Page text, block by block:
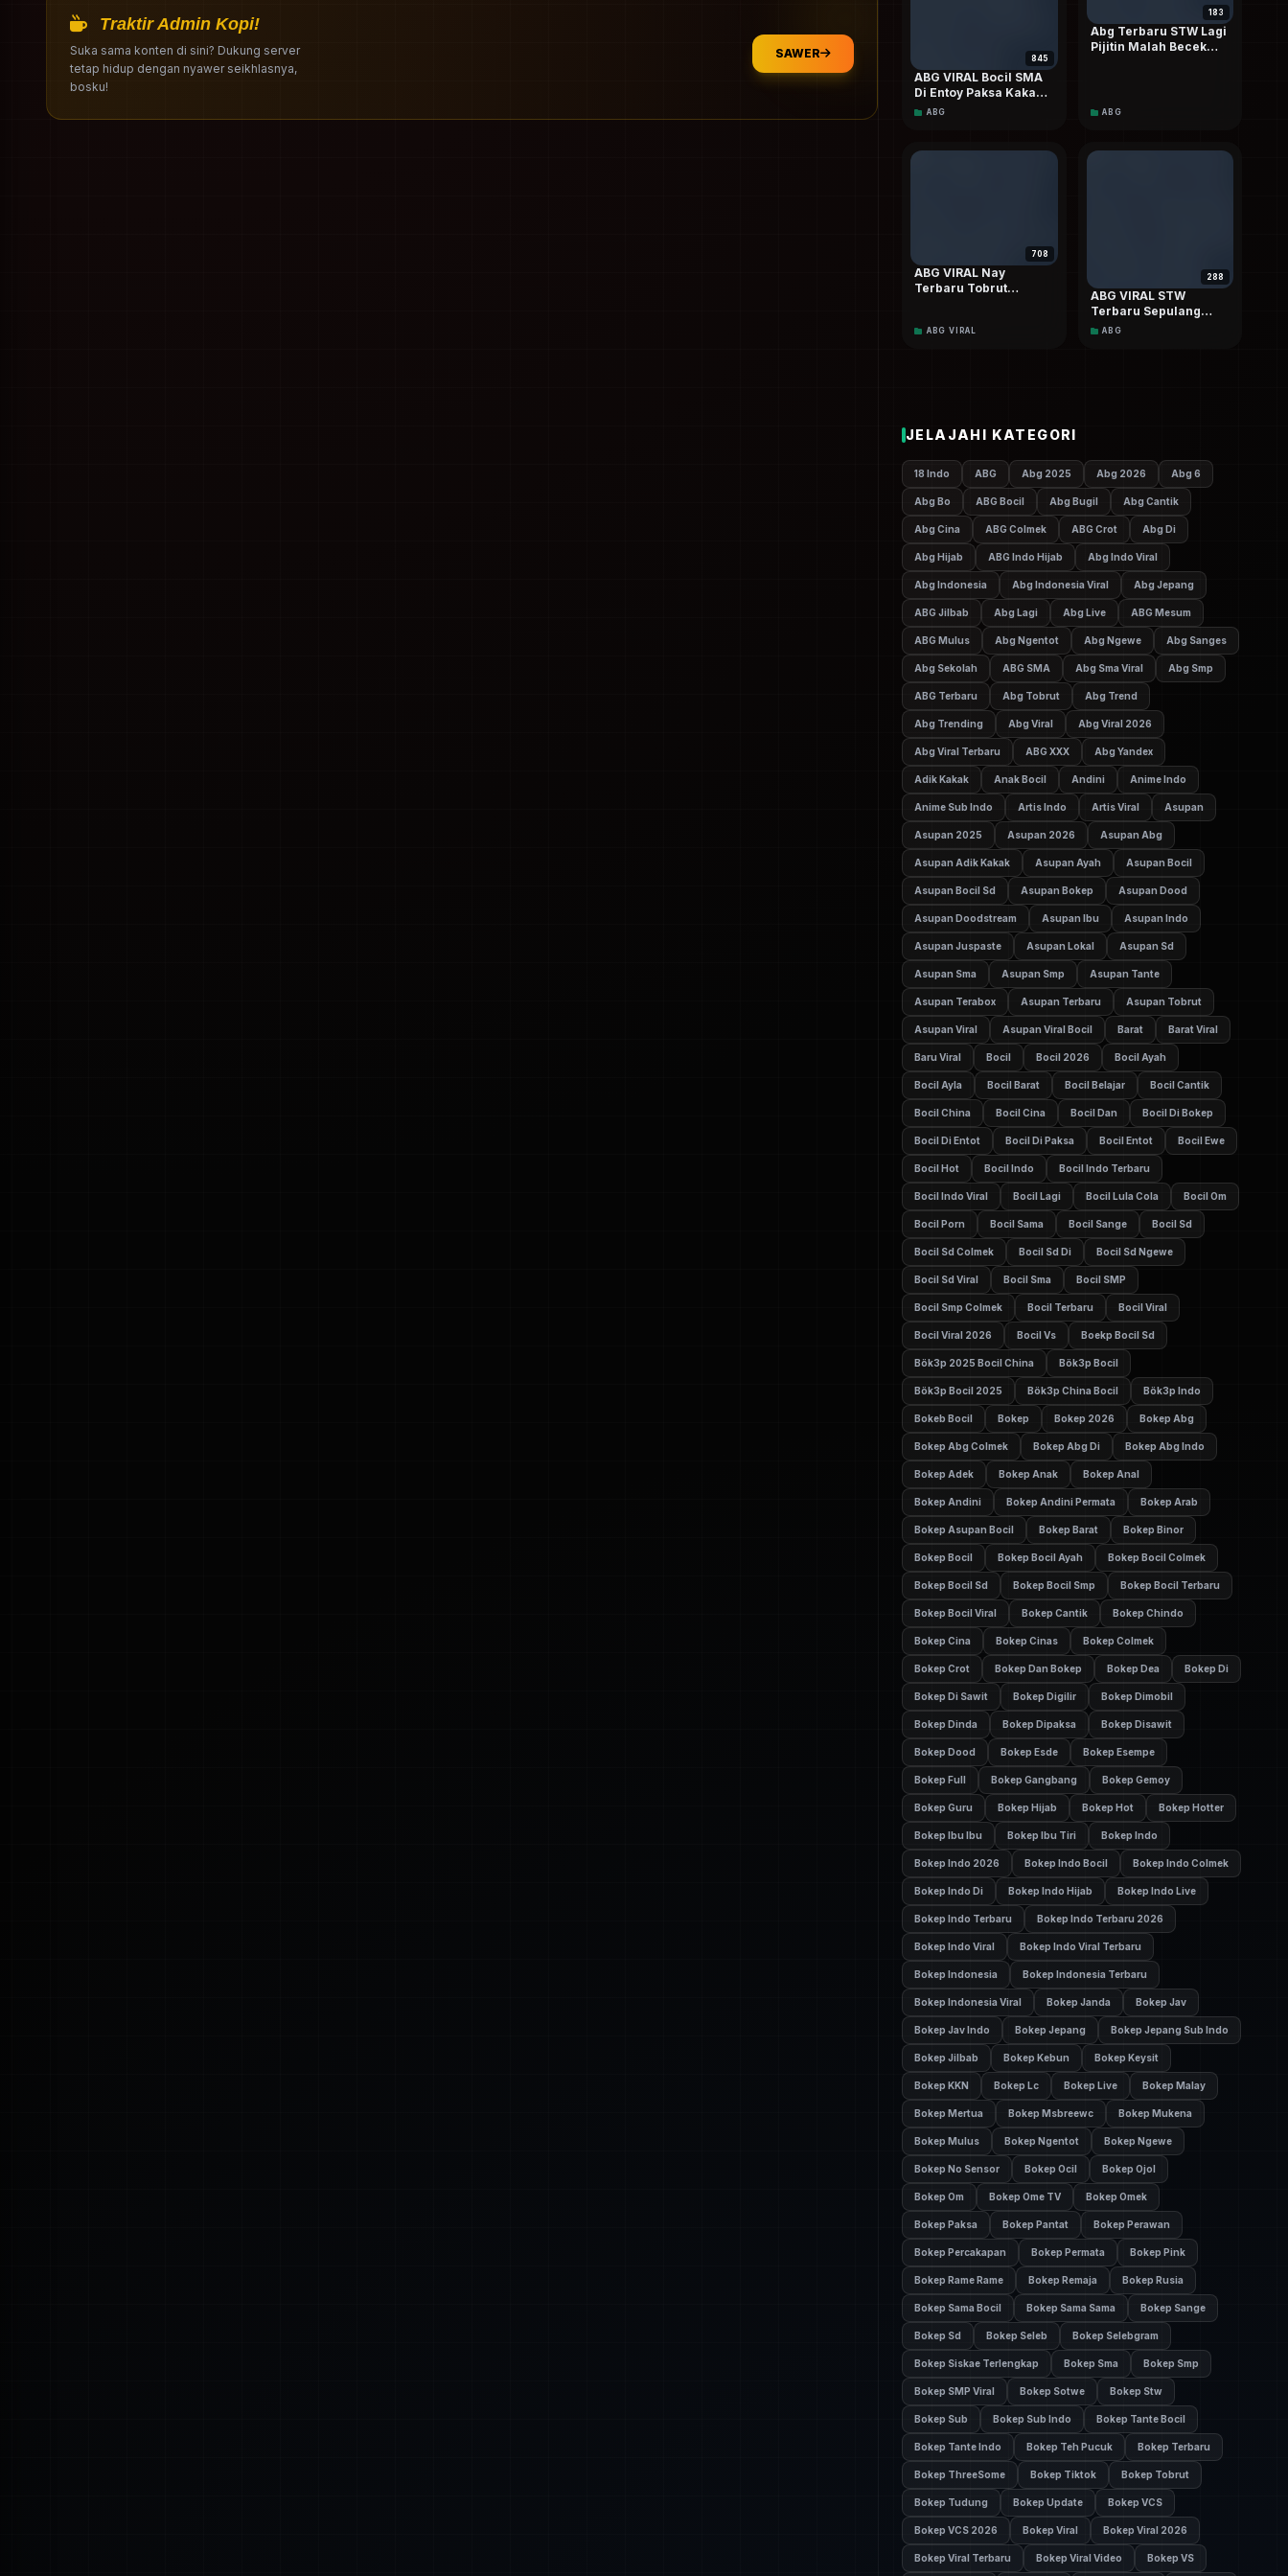
Traktir Admin Kopi!
Suka sama konten di sini? Dukung server
tetap hidup dengan nyawer seikhlasnya,
bosku!
SAWER 845
ABG VIRAL Bocil SMA
Di Entoy Paksa Kakak
Saat Mau Berangkat
TRENDING
ABG
183
Abg Terbaru STW Lagi
Pijitin Malah Becek
ABG
708
ABG VIRAL Nay
Terbaru Tobrut
Terbaru Hd
ABG VIRAL
288
ABG VIRAL STW
Terbaru Sepulang
Kampus Langsung Di
ABG
JELAJAHI KATEGORI
18 Indo ABG Abg 2025 Abg 2026 Abg 6
Abg Bo ABG Bocil Abg Bugil Abg Cantik
Abg Cina ABG Colmek ABG Crot Abg Di
Abg Hijab ABG Indo Hijab Abg Indo Viral
Abg Indonesia Abg Indonesia Viral Abg Jepang
ABG Jilbab Abg Lagi Abg Live ABG Mesum
ABG Mulus Abg Ngentot Abg Ngewe Abg Sanges
Abg Sekolah ABG SMA Abg Sma Viral Abg Smp
ABG Terbaru Abg Tobrut Abg Trend
Abg Trending Abg Viral Abg Viral 2026
Abg Viral Terbaru ABG XXX Abg Yandex
Adik Kakak Anak Bocil Andini Anime Indo
Anime Sub Indo Artis Indo Artis Viral Asupan
Asupan 2025 Asupan 2026 Asupan Abg
Asupan Adik Kakak Asupan Ayah Asupan Bocil
Asupan Bocil Sd Asupan Bokep Asupan Dood
Asupan Doodstream Asupan Ibu Asupan Indo
Asupan Juspaste Asupan Lokal Asupan Sd
Asupan Sma Asupan Smp Asupan Tante
Asupan Terabox Asupan Terbaru Asupan Tobrut
Asupan Viral Asupan Viral Bocil Barat Barat Viral
Baru Viral Bocil Bocil 2026 Bocil Ayah
Bocil Ayla Bocil Barat Bocil Belajar Bocil Cantik
Bocil China Bocil Cina Bocil Dan Bocil Di Bokep
Bocil Di Entot Bocil Di Paksa Bocil Entot Bocil Ewe
Bocil Hot Bocil Indo Bocil Indo Terbaru
Bocil Indo Viral Bocil Lagi Bocil Lula Cola Bocil Om
Bocil Porn Bocil Sama Bocil Sange Bocil Sd
Bocil Sd Colmek Bocil Sd Di Bocil Sd Ngewe
Bocil Sd Viral Bocil Sma Bocil SMP
Bocil Smp Colmek Bocil Terbaru Bocil Viral
Bocil Viral 2026 Bocil Vs Boekp Bocil Sd
Bök3p 2025 Bocil China Bök3p Bocil
Bök3p Bocil 2025 Bök3p China Bocil Bök3p Indo
Bokeb Bocil Bokep Bokep 2026 Bokep Abg
Bokep Abg Colmek Bokep Abg Di Bokep Abg Indo
Bokep Adek Bokep Anak Bokep Anal
Bokep Andini Bokep Andini Permata Bokep Arab
Bokep Asupan Bocil Bokep Barat Bokep Binor
Bokep Bocil Bokep Bocil Ayah Bokep Bocil Colmek
Bokep Bocil Sd Bokep Bocil Smp Bokep Bocil Terbaru
Bokep Bocil Viral Bokep Cantik Bokep Chindo
Bokep Cina Bokep Cinas Bokep Colmek
Bokep Crot Bokep Dan Bokep Bokep Dea Bokep Di
Bokep Di Sawit Bokep Digilir Bokep Dimobil
Bokep Dinda Bokep Dipaksa Bokep Disawit
Bokep Dood Bokep Esde Bokep Esempe
Bokep Full Bokep Gangbang Bokep Gemoy
Bokep Guru Bokep Hijab Bokep Hot Bokep Hotter
Bokep Ibu Ibu Bokep Ibu Tiri Bokep Indo
Bokep Indo 2026 Bokep Indo Bocil Bokep Indo Colmek
Bokep Indo Di Bokep Indo Hijab Bokep Indo Live
Bokep Indo Terbaru Bokep Indo Terbaru 2026
Bokep Indo Viral Bokep Indo Viral Terbaru
Bokep Indonesia Bokep Indonesia Terbaru
Bokep Indonesia Viral Bokep Janda Bokep Jav
Bokep Jav Indo Bokep Jepang Bokep Jepang Sub Indo
Bokep Jilbab Bokep Kebun Bokep Keysit
Bokep KKN Bokep Lc Bokep Live Bokep Malay
Bokep Mertua Bokep Msbreewc Bokep Mukena
Bokep Mulus Bokep Ngentot Bokep Ngewe
Bokep No Sensor Bokep Ocil Bokep Ojol
Bokep Om Bokep Ome TV Bokep Omek
Bokep Paksa Bokep Pantat Bokep Perawan
Bokep Percakapan Bokep Permata Bokep Pink
Bokep Rame Rame Bokep Remaja Bokep Rusia
Bokep Sama Bocil Bokep Sama Sama Bokep Sange
Bokep Sd Bokep Seleb Bokep Selebgram
Bokep Siskae Terlengkap Bokep Sma Bokep Smp
Bokep SMP Viral Bokep Sotwe Bokep Stw
Bokep Sub Bokep Sub Indo Bokep Tante Bocil
Bokep Tante Indo Bokep Teh Pucuk Bokep Terbaru
Bokep ThreeSome Bokep Tiktok Bokep Tobrut
Bokep Tudung Bokep Update Bokep VCS
Bokep VCS 2026 Bokep Viral Bokep Viral 2026
Bokep Viral Terbaru Bokep Viral Video Bokep VS